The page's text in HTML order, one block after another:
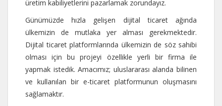
üretim kabiliyetlerini pazarlamak zorundayız.
Günümüzde hızla gelişen dijital ticaret ağında
ülkemizin de mutlaka yer alması gerekmektedir.
Dijital ticaret platformlarında ülkemizin de söz sahibi
olması için bu projeyi özellikle yerli bir firma ile
yapmak istedik. Amacımız; uluslararası alanda bilinen
ve kullanılan bir e-ticaret platformunun oluşmasını
sağlamaktır.